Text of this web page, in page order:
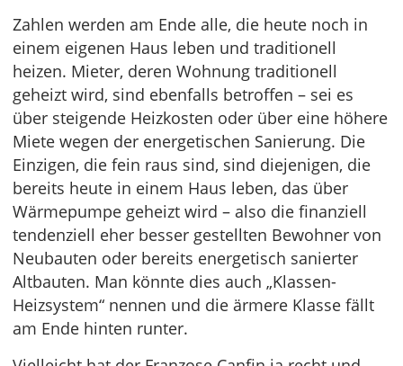
Zahlen werden am Ende alle, die heute noch in
einem eigenen Haus leben und traditionell
heizen. Mieter, deren Wohnung traditionell
geheizt wird, sind ebenfalls betroffen – sei es
über steigende Heizkosten oder über eine höhere
Miete wegen der energetischen Sanierung. Die
Einzigen, die fein raus sind, sind diejenigen, die
bereits heute in einem Haus leben, das über
Wärmepumpe geheizt wird – also die finanziell
tendenziell eher besser gestellten Bewohner von
Neubauten oder bereits energetisch sanierter
Altbauten. Man könnte dies auch „Klassen-
Heizsystem“ nennen und die ärmere Klasse fällt
am Ende hinten runter.